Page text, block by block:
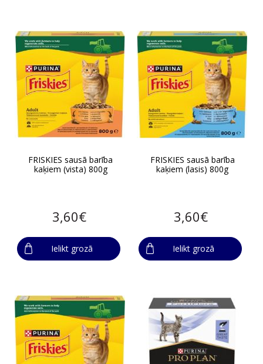
FRISKIES sausā barība
kaķiem (vista) 800g
3,60€
Ielikt grozā
FRISKIES sausā barība
kaķiem (lasis) 800g
3,60€
Ielikt grozā